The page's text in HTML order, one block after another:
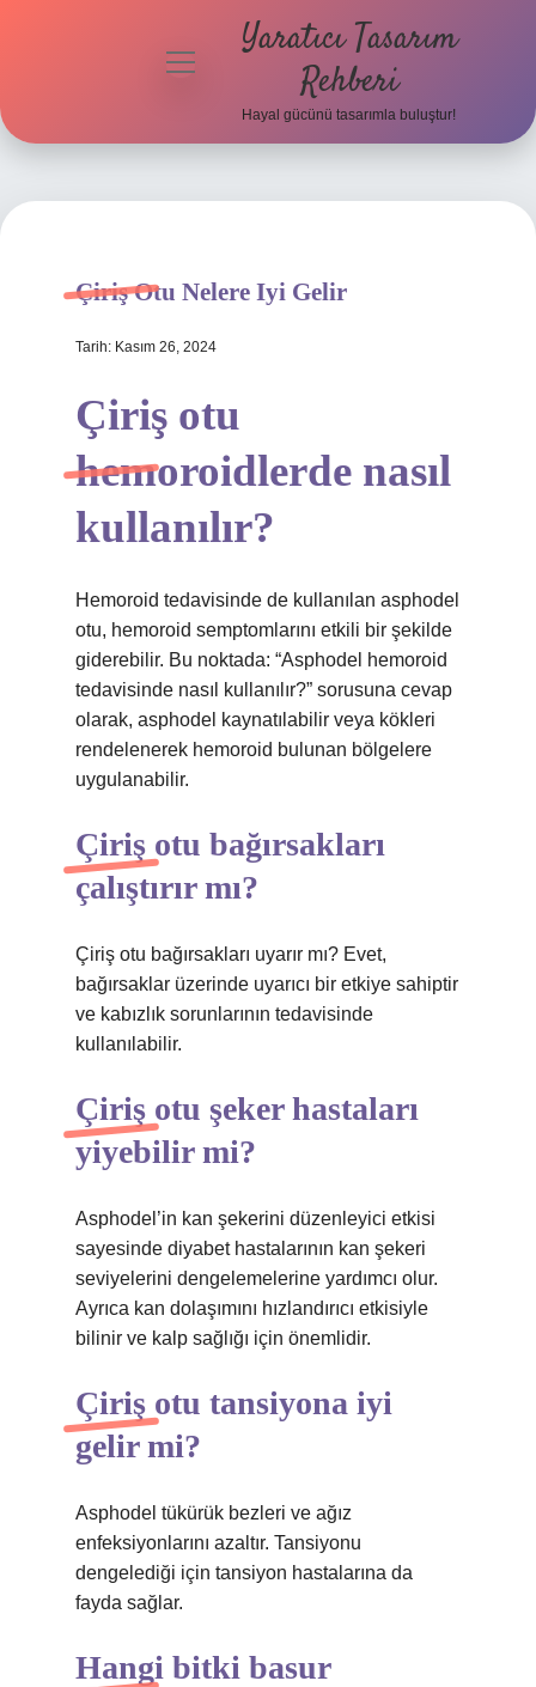
menüyü
Yaratıcı Tasarım
Rehberi
Hayal gücünü tasarımla buluştur!
Çiriş Otu Nelere Iyi Gelir
Tarih: Kasım 26, 2024
Çiriş otu
hemoroidlerde nasıl
kullanılır?
Hemoroid tedavisinde de kullanılan asphodel
otu, hemoroid semptomlarını etkili bir şekilde
giderebilir. Bu noktada: “Asphodel hemoroid
tedavisinde nasıl kullanılır?” sorusuna cevap
olarak, asphodel kaynatılabilir veya kökleri
rendelenerek hemoroid bulunan bölgelere
uygulanabilir.
Çiriş otu bağırsakları
çalıştırır mı?
Çiriş otu bağırsakları uyarır mı? Evet,
bağırsaklar üzerinde uyarıcı bir etkiye sahiptir
ve kabızlık sorunlarının tedavisinde
kullanılabilir.
Çiriş otu şeker hastaları
yiyebilir mi?
Asphodel’in kan şekerini düzenleyici etkisi
sayesinde diyabet hastalarının kan şekeri
seviyelerini dengelemelerine yardımcı olur.
Ayrıca kan dolaşımını hızlandırıcı etkisiyle
bilinir ve kalp sağlığı için önemlidir.
Çiriş otu tansiyona iyi
gelir mi?
Asphodel tükürük bezleri ve ağız
enfeksiyonlarını azaltır. Tansiyonu
dengelediği için tansiyon hastalarına da
fayda sağlar.
Hangi bitki basur